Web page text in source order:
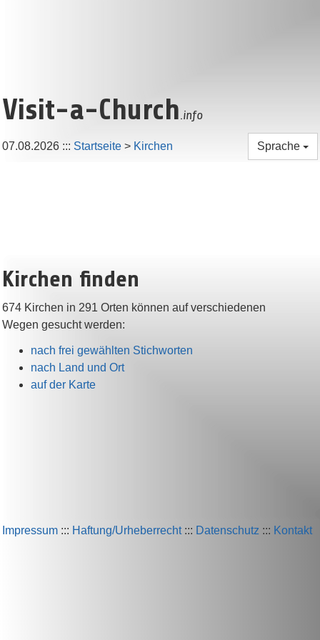
Visit-a-Church.info
07.08.2026 ::: Startseite > Kirchen Sprache
Kirchen finden
674 Kirchen in 291 Orten können auf verschiedenen
Wegen gesucht werden:
nach frei gewählten Stichworten
nach Land und Ort
auf der Karte
Impressum ::: Haftung/Urheberrecht::: Datenschutz ::: Kontakt